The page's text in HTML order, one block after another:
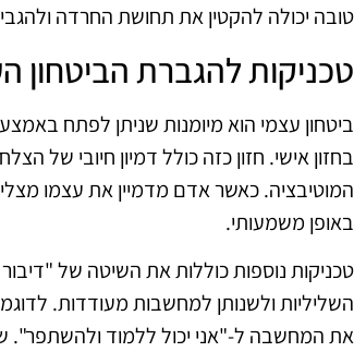
טובה יכולה להקטין את תחושת החרדה
טכניקות להגברת הביטחון
ביטחון עצמי הוא מיומנות שניתן לפתח
בחזון אישי. חזון כזה כולל דמיון חיובי של
המוטיבציה. כאשר אדם מדמיין את עצמו
באופן משמעותי.
טכניקות נוספות כוללות את השיטה של
השליליות ולשנותן למחשבות מעודדות.
את המחשבה ל-"אני יכול ללמוד ולהשתפר".